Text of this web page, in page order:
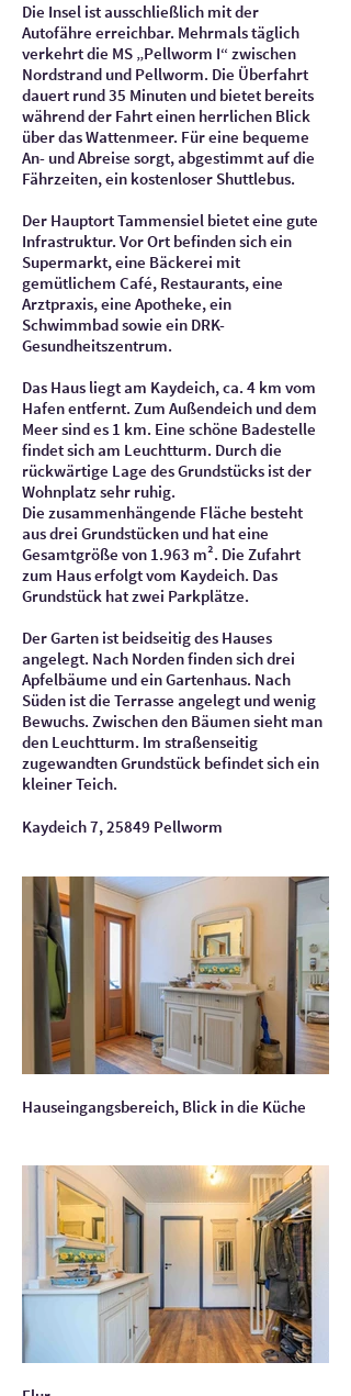
Die Insel ist ausschließlich mit der
Autofähre erreichbar. Mehrmals täglich
verkehrt die MS „Pellworm I“ zwischen
Nordstrand und Pellworm. Die Überfahrt
dauert rund 35 Minuten und bietet bereits
während der Fahrt einen herrlichen Blick
über das Wattenmeer. Für eine bequeme
An- und Abreise sorgt, abgestimmt auf die
Fährzeiten, ein kostenloser Shuttlebus.
Der Hauptort Tammensiel bietet eine gute
Infrastruktur. Vor Ort befinden sich ein
Supermarkt, eine Bäckerei mit
gemütlichem Café, Restaurants, eine
Arztpraxis, eine Apotheke, ein
Schwimmbad sowie ein DRK-
Gesundheitszentrum.
Das Haus liegt am Kaydeich, ca. 4 km vom
Hafen entfernt. Zum Außendeich und dem
Meer sind es 1 km. Eine schöne Badestelle
findet sich am Leuchtturm. Durch die
rückwärtige Lage des Grundstücks ist der
Wohnplatz sehr ruhig.
Die zusammenhängende Fläche besteht
aus drei Grundstücken und hat eine
Gesamtgröße von 1.963 m². Die Zufahrt
zum Haus erfolgt vom Kaydeich. Das
Grundstück hat zwei Parkplätze.
Der Garten ist beidseitig des Hauses
angelegt. Nach Norden finden sich drei
Apfelbäume und ein Gartenhaus. Nach
Süden ist die Terrasse angelegt und wenig
Bewuchs. Zwischen den Bäumen sieht man
den Leuchtturm. Im straßenseitig
zugewandten Grundstück befindet sich ein
kleiner Teich.
Kaydeich 7, 25849 Pellworm
Hauseingangsbereich, Blick in die Küche